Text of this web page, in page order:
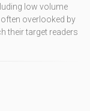
low volume
overlooked by
their target readers